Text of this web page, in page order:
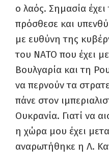
ο λαός. Σημασία έχει
πρόσθεσε και
με ευθύνη της
του ΝΑΤΟ που έχει
Βουλγαρία και τη
να περνούν τα
πάνε στον
Ουκρανία. Γιατί να
η χώρα μου έχει
αναρωτήθηκε η Λ.